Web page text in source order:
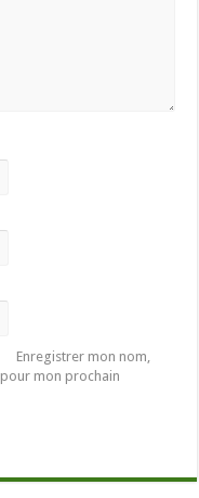
Enregistrer mon nom,
mon prochain